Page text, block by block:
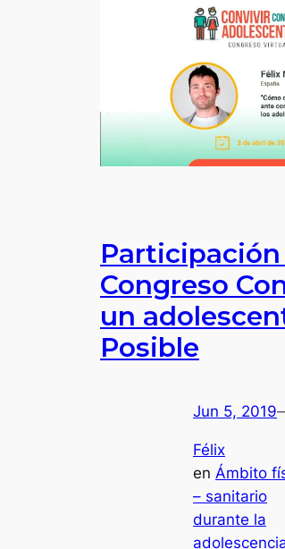
Participación
Congreso
un
Posible
Jun 5, 2019
Félix
en Ámbito
– sanitario
durante la